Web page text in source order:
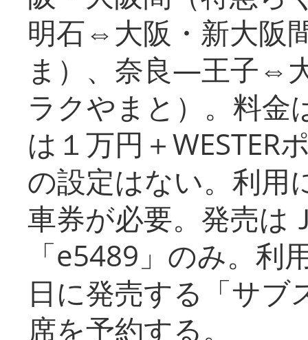
明石⇔大阪・新大阪
ま）、奈良―王子⇔
ラクやまと）。料金
は１万円＋WESTER
の設定はない。利用
車券が必要。発売は
「e5489」のみ。利
日に発売する「サブ
席を予約する。